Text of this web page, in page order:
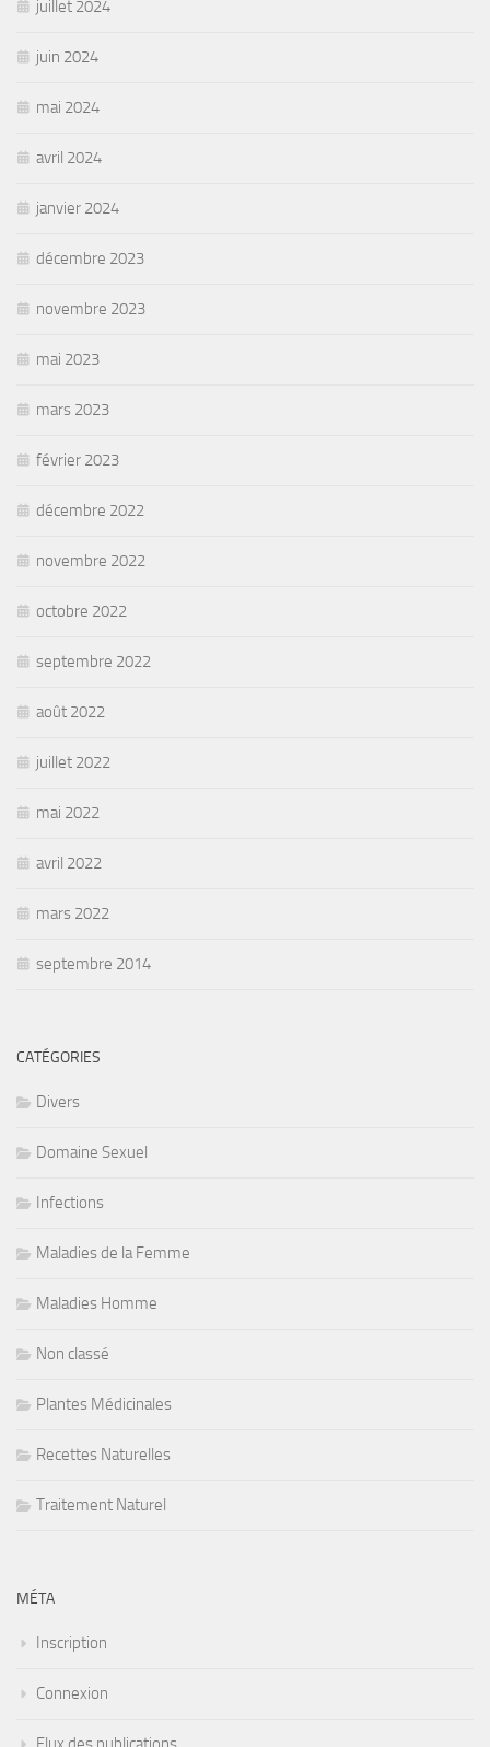
juillet 2024
juin 2024
mai 2024
avril 2024
janvier 2024
décembre 2023
novembre 2023
mai 2023
mars 2023
février 2023
décembre 2022
novembre 2022
octobre 2022
septembre 2022
août 2022
juillet 2022
mai 2022
avril 2022
mars 2022
septembre 2014
CATÉGORIES
Divers
Domaine Sexuel
Infections
Maladies de la Femme
Maladies Homme
Non classé
Plantes Médicinales
Recettes Naturelles
Traitement Naturel
MÉTA
Inscription
Connexion